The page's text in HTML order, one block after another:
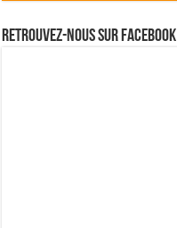
Retrouvez-nous sur Facebook